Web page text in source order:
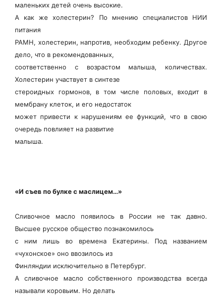
маленьких детей очень высокие.
А как же холестерин? По мнению специалистов НИИ
питания
РАМН, холестерин, напротив, необходим ребенку. Другое
дело, что в рекомендованных,
соответственно с возрастом малыша, количествах.
Холестерин участвует в синтезе
стероидных гормонов, в том числе половых, входит в
мембрану клеток, и его недостаток
может привести к нарушениям ее функций, что в свою
очередь повлияет на развитие
малыша.
«И съев по булке с маслицем…»
Сливочное масло появилось в России не так давно.
Высшее русское общество познакомилось
с ним лишь во времена Екатерины. Под названием
«чухонское» оно ввозилось из
Финляндии исключительно в Петербург.
А сливочное масло собственного производства всегда
называли коровьим. Но делать